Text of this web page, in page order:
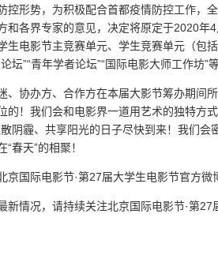
控形势，为积极配合首都疫情防控工作，
和各界专家的意见，决定将原定于2020
生电影节主竞赛单元、学生竞赛单元（包
坛”“青年学者论坛”“国际电影大师工作坊
、协办方、合作方在本届大影节筹办期间
的！我们会和电影界一道用艺术的独特方
阴霾、共享阳光的日子尽快到来！我们
春天”的相聚！
京国际电影节·第27届大学生电影节官方
新情况，请持续关注北京国际电影节·第